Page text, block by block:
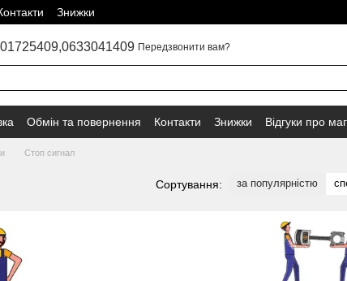
Знижки
0633041409 Передзвонити вам?
Обмін та повернення Контакти Знижки Відгуки про
Стоп сигнал
Сортування: за популярністю